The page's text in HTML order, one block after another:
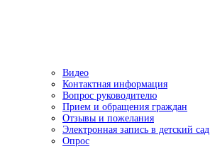
Видео
Контактная информация
Вопрос руководителю
Прием и обращения граждан
Отзывы и пожелания
Электронная запись в детский сад
Опрос